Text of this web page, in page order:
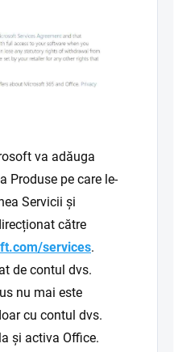
va adăuga
Produse pe care le-
Servicii și
către
services.
de contul dvs.
nu mai este
cu contul dvs.
și activa Office.